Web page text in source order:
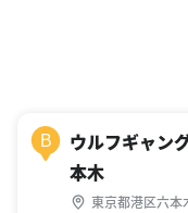
B
ウルフギャン
本木
東京都港区六本